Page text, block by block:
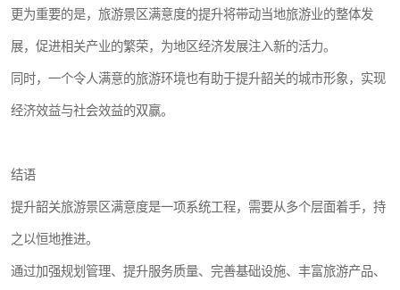
更为重要的是，旅游景区满意度的提升将带动当地旅游业的整体发
展，促进相关产业的繁荣，为地区经济发展注入新的活力。
同时，一个令人满意的旅游环境也有助于提升韶关的城市形象，实现
经济效益与社会效益的双赢。
结语
提升韶关旅游景区满意度是一项系统工程，需要从多个层面着手，持
之以恒地推进。
通过加强规划管理、提升服务质量、完善基础设施、丰富旅游产品、